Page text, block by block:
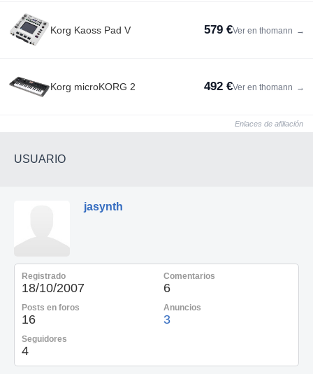
Korg Kaoss Pad V 579 €Ver en thomann →
Korg microKORG 2 492 €Ver en thomann →
Enlaces de afiliación
USUARIO
jasynth
Registrado
18/10/2007
Comentarios
6
Posts en foros
16
Anuncios
3
Seguidores
4